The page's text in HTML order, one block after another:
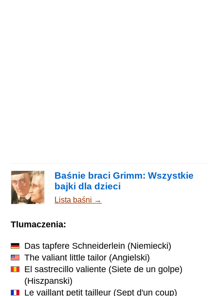
Baśnie braci Grimm: Wszystkie
bajki dla dzieci
Lista baśni →
Tlumaczenia:
Das tapfere Schneiderlein (Niemiecki)
The valiant little tailor (Angielski)
El sastrecillo valiente (Siete de un golpe)
(Hiszpanski)
Le vaillant petit tailleur (Sept d'un coup)